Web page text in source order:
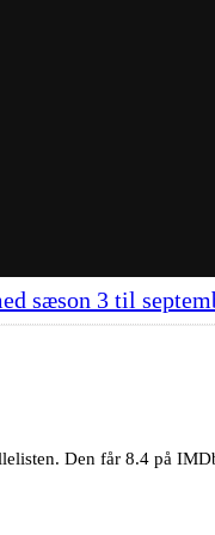
sæson 3 til
Den får 8.4 på